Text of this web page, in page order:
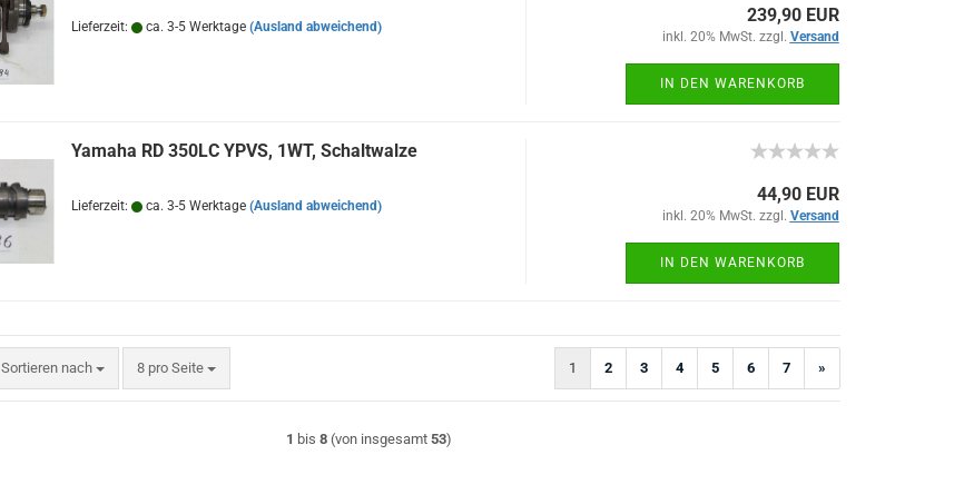
Lieferzeit: ca. 3-5 Werktage (Ausland abweichend)
239,90 EUR
inkl. 20% MwSt. zzgl. Versand
IN DEN WARENKORB
Yamaha RD 350LC YPVS, 1WT, Schaltwalze
Lieferzeit: ca. 3-5 Werktage (Ausland abweichend)
44,90 EUR
inkl. 20% MwSt. zzgl. Versand
IN DEN WARENKORB
Sortieren nach
Sortieren nach 8 pro Seite
pro Seite 1 2 3 4 5 6 7 »
1 bis 8(von insgesamt 53)